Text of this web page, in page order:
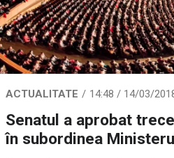
ACTUALITATE 14:48 / 14/03/
Senatul a aprobat
în subordinea